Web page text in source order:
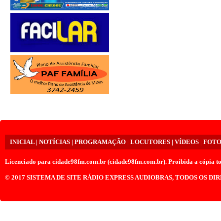
INICIAL NOTÍCIAS PROGRAMAÇÃO LOCUTORES VÍDEOS
Licenciado para cidade98fm.com.br (cidade98fm.com.br). Proibida a cópia
© 2017 SISTEMA DE SITE RÁDIO EXPRESS AUDIOBRAS, TODOS OS